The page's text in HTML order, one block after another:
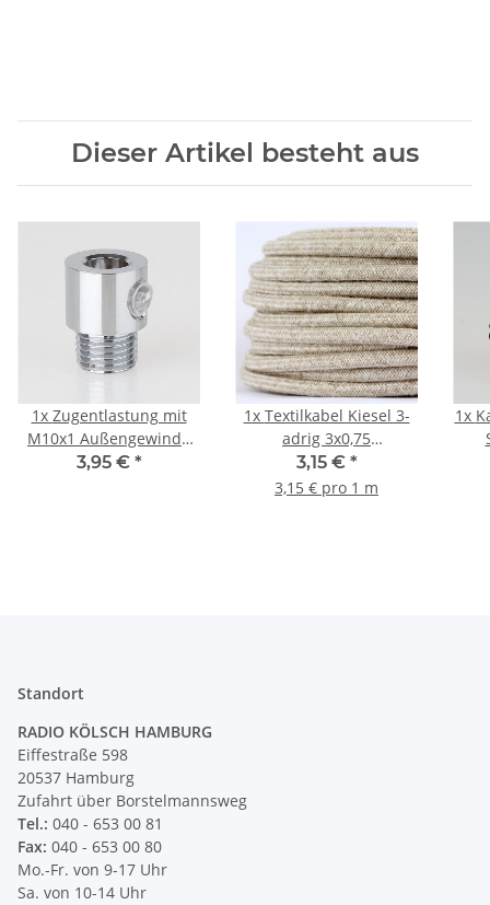
Dieser Artikel besteht aus
1x Zugentlastung mit
M10x1 Außengewinde
für Kabel 13x17mm
3,95 € *
1x Textilkabel Kiesel 3-
adrig 3x0,75
Schlauchleitung 3G 0,75
H03VV-F textilummantelt
3,15 € *
3,15 € pro 1 m
1x
Standort
RADIO KÖLSCH HAMBURG
Eiffestraße 598
20537 Hamburg
Zufahrt über Borstelmannsweg
Tel.: 040 - 653 00 81
Fax: 040 - 653 00 80
Mo.-Fr. von 9-17 Uhr
Sa. von 10-14 Uhr